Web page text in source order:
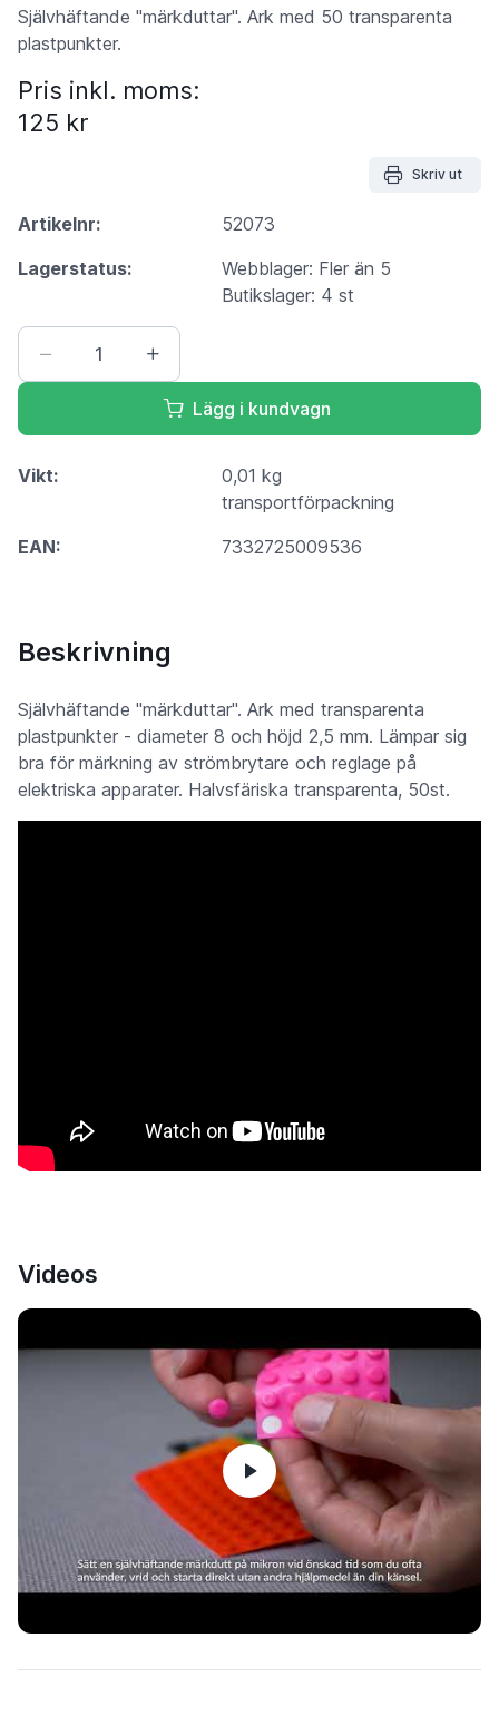
Självhäftande "märkduttar". Ark med 50 transparenta
plastpunkter.
Pris inkl. moms:
125 kr
Skriv ut
Artikelnr:
52073
Lagerstatus:
Webblager: Fler än 5
Butikslager: 4 st
Lägg i kundvagn
Vikt:
0,01 kg
transportförpackning
EAN:
7332725009536
Beskrivning
Självhäftande "märkduttar". Ark med transparenta
plastpunkter - diameter 8 och höjd 2,5 mm. Lämpar sig
bra för märkning av strömbrytare och reglage på
elektriska apparater. Halvsfäriska transparenta, 50st.
Videos